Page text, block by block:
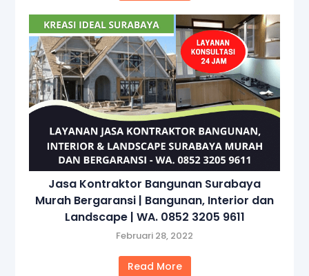
Jasa Kontraktor Bangunan Surabaya
Murah Bergaransi | Bangunan, Interior dan
Landscape | WA. 0852 3205 9611
Februari 28, 2022
Read More